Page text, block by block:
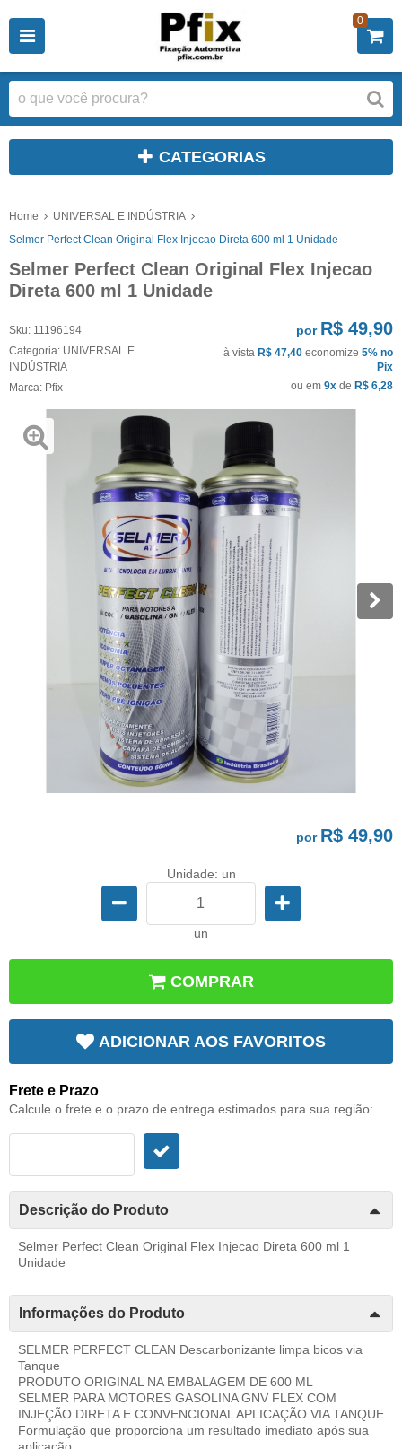
0
CATEGORIAS
Home
UNIVERSAL E INDÚSTRIA
Selmer Perfect Clean Original Flex Injecao Direta 600 ml 1 Unidade
Selmer Perfect Clean Original Flex Injecao
Direta 600 ml 1 Unidade
Sku: 11196194
Categoria: UNIVERSAL E
INDÚSTRIA
Marca: Pfix
por R$ 49,90
à vista R$ 47,40 economize 5% no
Pix
ou em 9x de R$ 6,28
por R$ 49,90
Unidade: un
un
COMPRAR
ADICIONAR AOS FAVORITOS
Frete e Prazo
Calcule o frete e o prazo de entrega estimados para sua região:
Descrição do Produto
Selmer Perfect Clean Original Flex Injecao Direta 600 ml 1
Unidade
Informações do Produto
SELMER PERFECT CLEAN Descarbonizante limpa bicos via
Tanque
PRODUTO ORIGINAL NA EMBALAGEM DE 600 ML
SELMER PARA MOTORES GASOLINA GNV FLEX COM
INJEÇÃO DIRETA E CONVENCIONAL APLICAÇÃO VIA TANQUE
Formulação que proporciona um resultado imediato após sua